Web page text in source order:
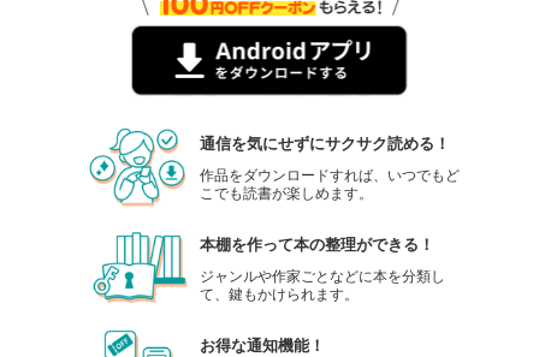
通信を気にせずにサクサク読める！
作品をダウンロードすれば、いつでもど
こでも読書が楽しめます。
本棚を作って本の整理ができる！
ジャンルや作家ごとなどに本を分類し
て、鍵もかけられます。
お得な通知機能！